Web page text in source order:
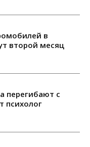
в
второй месяц
перегибают с
психолог